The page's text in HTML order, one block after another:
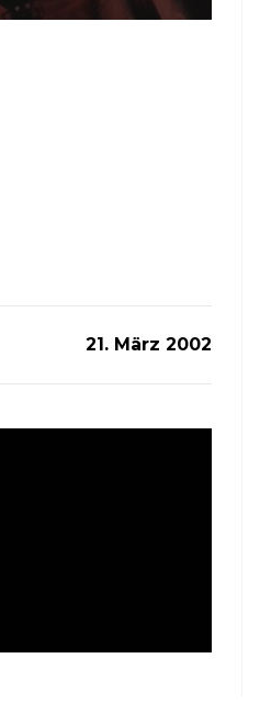
21. März 2002